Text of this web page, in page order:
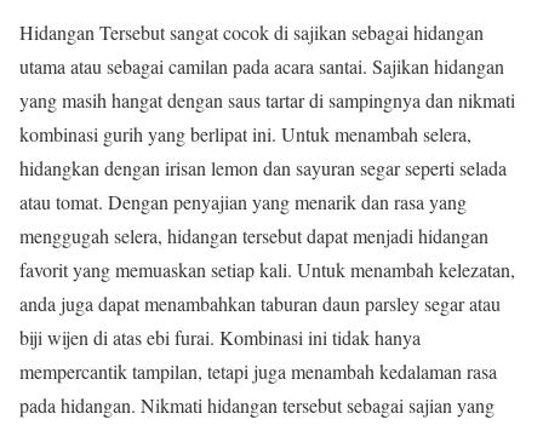
Hidangan Tersebut sangat cocok di sajikan sebagai hidangan
utama atau sebagai camilan pada acara santai. Sajikan hidangan
yang masih hangat dengan saus tartar di sampingnya dan nikmati
kombinasi gurih yang berlipat ini. Untuk menambah selera,
hidangkan dengan irisan lemon dan sayuran segar seperti selada
atau tomat. Dengan penyajian yang menarik dan rasa yang
menggugah selera, hidangan tersebut dapat menjadi hidangan
favorit yang memuaskan setiap kali. Untuk menambah kelezatan,
anda juga dapat menambahkan taburan daun parsley segar atau
biji wijen di atas ebi furai. Kombinasi ini tidak hanya
mempercantik tampilan, tetapi juga menambah kedalaman rasa
pada hidangan. Nikmati hidangan tersebut sebagai sajian yang